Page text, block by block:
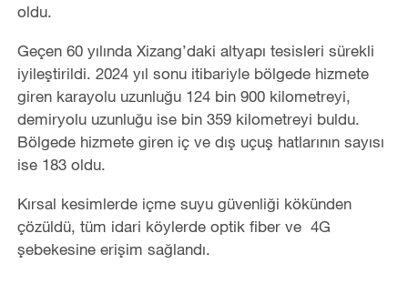
oldu.
Geçen 60 yılında Xizang’daki altyapı tesisleri sürekli
iyileştirildi. 2024 yıl sonu itibariyle bölgede hizmete
giren karayolu uzunluğu 124 bin 900 kilometreyi,
demiryolu uzunluğu ise bin 359 kilometreyi buldu.
Bölgede hizmete giren iç ve dış uçuş hatlarının sayısı
ise 183 oldu.
Kırsal kesimlerde içme suyu güvenliği kökünden
çözüldü, tüm idari köylerde optik fiber ve 4G
şebekesine erişim sağlandı.